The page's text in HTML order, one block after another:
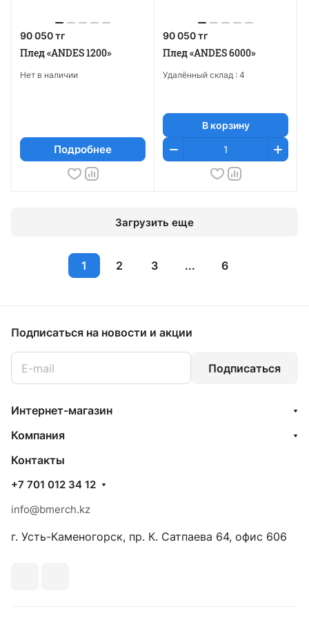
90 050 тг
Плед «ANDES 1200»
Нет в наличии
Подробнее
90 050 тг
Плед «ANDES 6000»
Удалённый склад : 4
В корзину
Загрузить еще
1 2 3 ... 6
Подписаться на новости и акции
Подписаться
Интернет-магазин
Компания
Контакты
+7 701 012 34 12
info@bmerch.kz
г. Усть-Каменогорск, пр. К. Сатпаева 64, офис 606